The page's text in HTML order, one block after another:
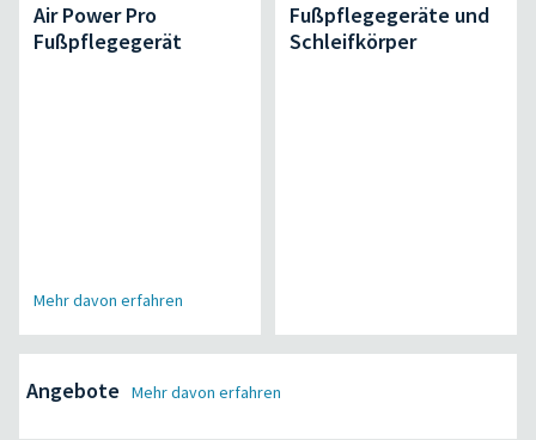
Air Power Pro
Fußpflegegerät
Mehr davon erfahren
Fußpflegegeräte und
Schleifkörper
Angebote Mehr davon erfahren